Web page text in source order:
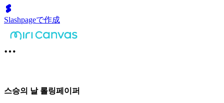
Slashpageで作成
스승의 날 롤링페이퍼